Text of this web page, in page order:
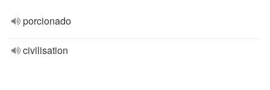
porcionado
civilisation